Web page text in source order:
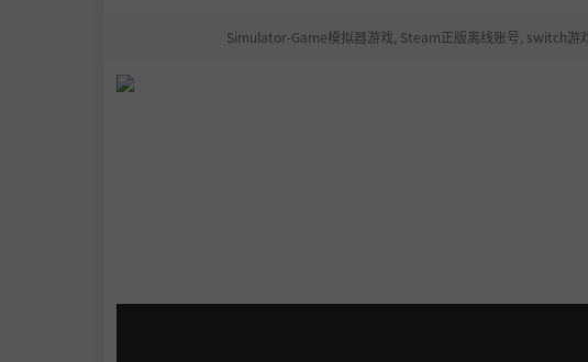
Simulator-Game模拟器游戏 Steam正版离线账号 switch游